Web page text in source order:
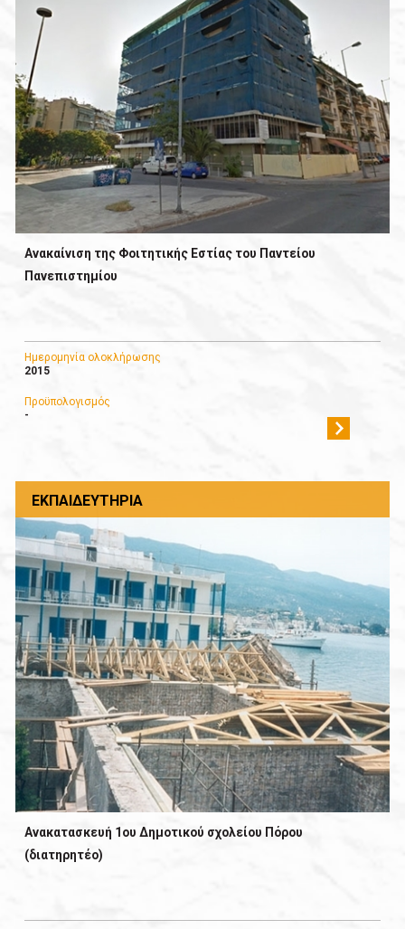
Ανακαίνιση της Φοιτητικής Εστίας του Παντείου
Πανεπιστημίου
Ημερομηνία ολοκλήρωσης
2015
Προϋπολογισμός
-
ΕΚΠΑΙΔΕΥΤΉΡΙΑ
Ανακατασκευή 1oυ Δημοτικού σχολείου Πόρου
(διατηρητέο)